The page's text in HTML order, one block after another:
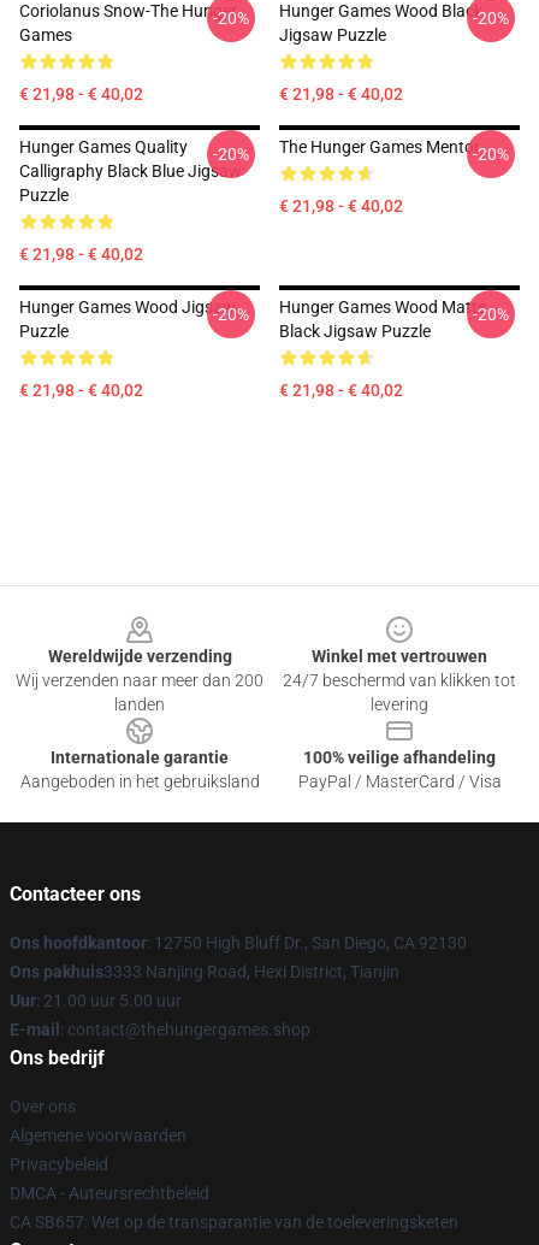
Coriolanus Snow-The Hunger
Games
€ 21,98 - € 40,02
-20%
Hunger Games Wood Black
Jigsaw Puzzle
€ 21,98 - € 40,02
-20%
Hunger Games Quality
Calligraphy Black Blue Jigsaw
Puzzle
€ 21,98 - € 40,02
-20% The Hunger Games Mentor
€ 21,98 - € 40,02
-20%
Hunger Games Wood Jigsaw
Puzzle
€ 21,98 - € 40,02
-20%
Hunger Games Wood Matte
Black Jigsaw Puzzle
€ 21,98 - € 40,02
-20%
Wereldwijde verzending
Wij verzenden naar meer dan 200
landen
Winkel met vertrouwen
24/7 beschermd van klikken tot
levering
Internationale garantie
Aangeboden in het gebruiksland
100% veilige afhandeling
PayPal / MasterCard / Visa
Contacteer ons
Ons hoofdkantoor: 12750 High Bluff Dr., San Diego, CA 92130
Ons pakhuis3333 Nanjing Road, Hexi District, Tianjin
Uur: 21.00 uur 5.00 uur
E-mail : contact@thehungergames.shop
Ons bedrijf
Over ons
Algemene voorwaarden
Privacybeleid
DMCA - Auteursrechtbeleid
CA SB657: Wet op de transparantie van de toeleveringsketen